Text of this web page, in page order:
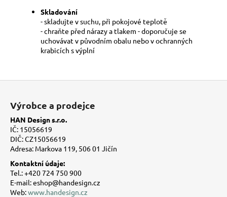
Skladování
- skladujte v suchu, při pokojové teplotě
- chraňte před nárazy a tlakem - doporučuje se
uchovávat v původním obalu nebo v ochranných
krabicích s výplní
Výrobce a prodejce
HAN Design s.r.o.
IČ: 15056619
DIČ: CZ15056619
Adresa: Markova 119, 506 01 Jičín
Kontaktní údaje:
Tel.: +420 724 750 900
E-mail: eshop@handesign.cz
Web:www.handesign.cz